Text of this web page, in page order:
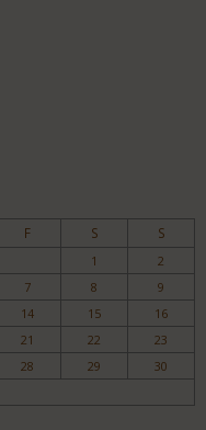
F S S
1
2
7 8
9
14 15
16
21 22
23
28 29
30